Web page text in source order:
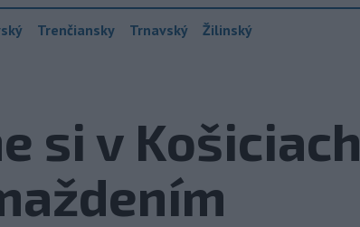
Trenčiansky Trnavský Žilinský
si v Košiciach